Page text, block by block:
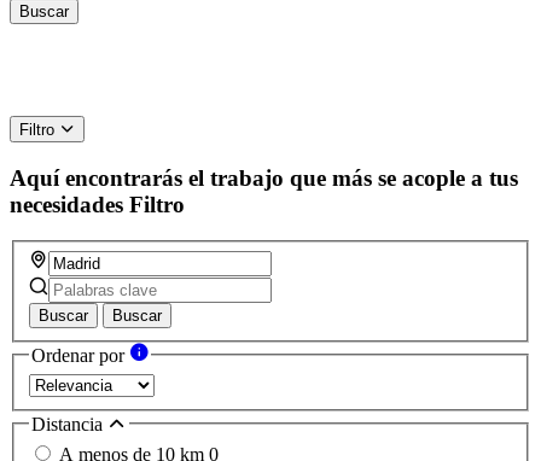
Filtro
Aquí encontrarás el trabajo que más se acople a tus
necesidades Filtro
Buscar Buscar
Ordenar por
Distancia
A menos de 10 km 0